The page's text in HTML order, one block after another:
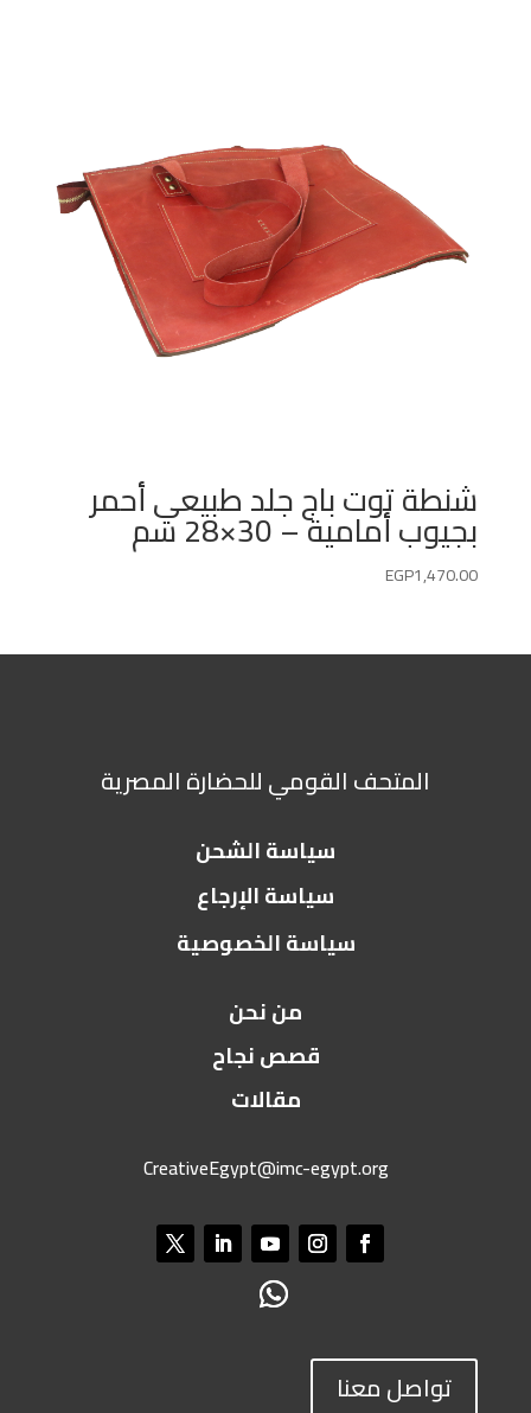
شنطة توت باج جلد طبيعي أحمر
بجيوب أمامية – 30×28 سم
EGP1,470.00
المتحف القومي للحضارة المصرية
سياسة الشحن
سياسة الإرجاع
سياسة الخصوصية
من نحن
قصص نجاح
مقالات
CreativeEgypt@imc-egypt.org
تواصل معنا